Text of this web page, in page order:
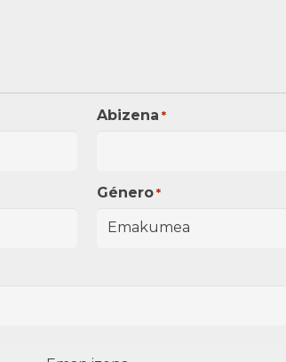
Abizena *
Género *